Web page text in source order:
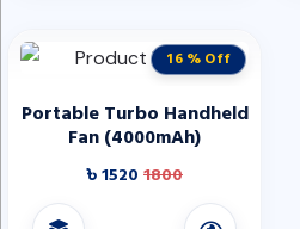
16 % Off
Portable Turbo Handheld
Fan (4000mAh)
৳ 1520 1800